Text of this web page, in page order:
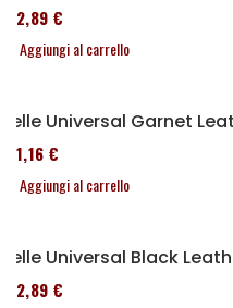
152,89 €
Aggiungi al carrello
Selle Universal Garnet
161,16 €
Aggiungi al carrello
Selle Universal Black
152,89 €